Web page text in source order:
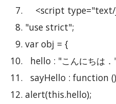
<script
"use strict";
var obj = {
hello : "こんにちは．
sayHello : function
alert(this.hello);